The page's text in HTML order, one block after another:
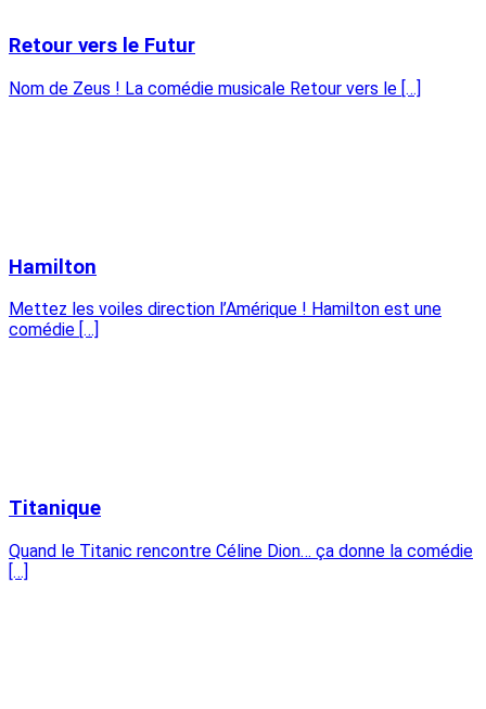
Retour vers le Futur
Nom de Zeus ! La comédie musicale Retour vers le […]
Hamilton
Mettez les voiles direction l’Amérique ! Hamilton est une
comédie […]
Titanique
Quand le Titanic rencontre Céline Dion… ça donne la comédie
[…]